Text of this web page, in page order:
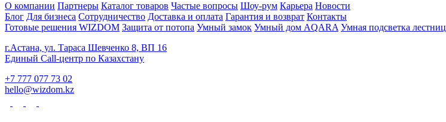
О компании Партнеры Каталог товаров Частые вопросы Шоу-рум Карьера Новости
Блог Для бизнеса Сотрудничество Доставка и оплата Гарантия и возврат Контакты
Готовые решения WIZDOM Защита от потопа Умный замок Умный дом AQARA Умная подсветка лестниц
г.Астана, ул. Тараса Шевченко 8, ВП 16
Единый Call-центр по Казахстану
+7 777 077 73 02
hello@wizdom.kz